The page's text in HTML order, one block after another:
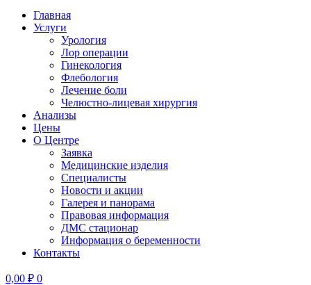
Главная
Услуги
Урология
Лор операции
Гинекология
Флебология
Лечение боли
Челюстно-лицевая хирургия
Анализы
Цены
О Центре
Заявка
Медицинские изделия
Специалисты
Новости и акции
Галерея и панорама
Правовая информация
ДМС стационар
Информация о беременности
Контакты
0,00 ₽ 0